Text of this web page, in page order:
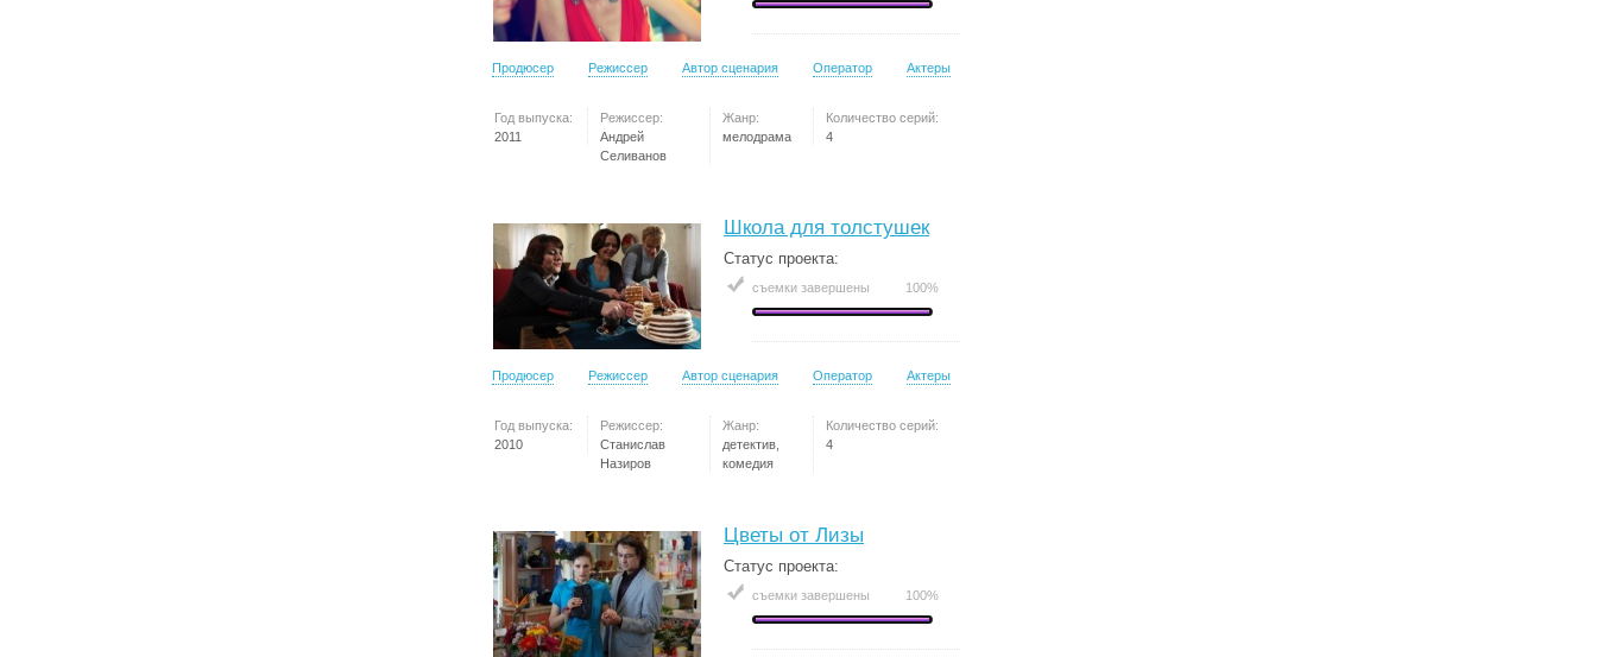
Продюсер Режиссер Автор сценария Оператор Актеры
Год выпуска:
2011
Режиссер:
Андрей
Селиванов
Жанр:
мелодрама
Количество серий:
4
Школа для толстушек
Статус проекта:
съемки завершены 100%
Продюсер Режиссер Автор сценария Оператор Актеры
Год выпуска:
2010
Режиссер:
Станислав
Назиров
Жанр:
детектив,
комедия
Количество серий:
4
Цветы от Лизы
Статус проекта:
съемки завершены 100%